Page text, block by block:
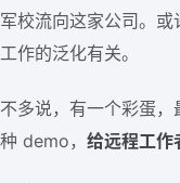
军校流向这家公司。
工作的泛化有关。
不多说，有一个彩蛋
种 demo， 给远程工作